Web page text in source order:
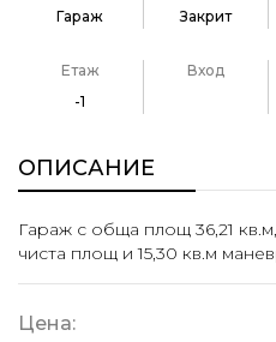
Гараж
Закрит
Етаж
-1
Вход
ОПИСАНИЕ
Гараж с обща площ 36,21
чиста площ и 15,30 кв.м
Цена: